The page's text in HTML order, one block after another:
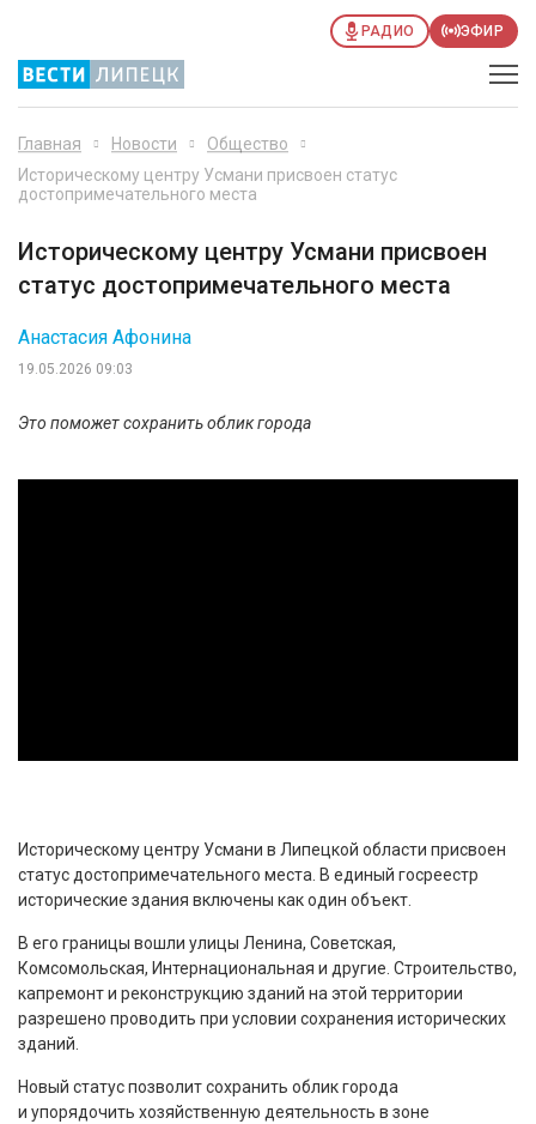
РАДИО ЭФИР
Главная Новости
Общество
Историческому центру Усмани присвоен статус
достопримечательного места
Историческому центру Усмани присвоен
статус достопримечательного места
19.05.2026 09:03
Анастасия Афонина
Это поможет сохранить облик города
Историческому центру Усмани в Липецкой области присвоен
статус достопримечательного места. В единый госреестр
исторические здания включены как один объект.
В его границы вошли улицы Ленина, Советская,
Комсомольская, Интернациональная и другие. Строительство,
капремонт и реконструкцию зданий на этой территории
разрешено проводить при условии сохранения исторических
зданий.
Новый статус позволит сохранить облик города
и упорядочить хозяйственную деятельность в зоне